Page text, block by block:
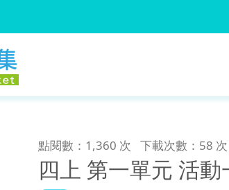
點閱數：1,360 次 下載次數：58 次
四上 第一單元 活